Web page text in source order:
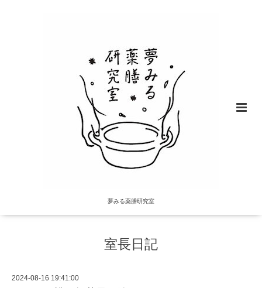
夢みる薬膳研究室
室長日記
2024-08-16 19:41:00